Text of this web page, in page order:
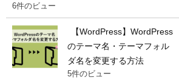
6件のビュー
【WordPress】WordPress
のテーマ名・テーマフォル
ダ名を変更する方法
5件のビュー